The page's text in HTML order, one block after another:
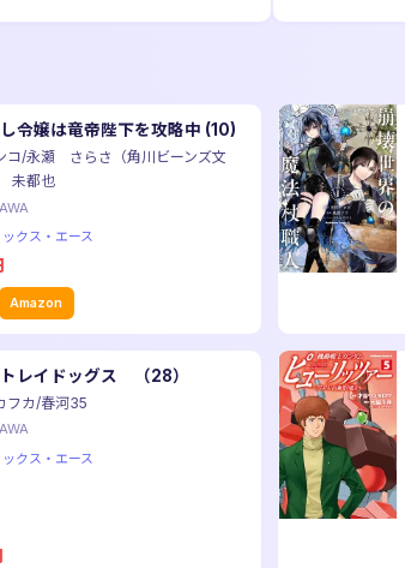
令嬢は竜帝陛下を攻略中 (10)
/永瀬 さらさ（角川ビーンズ文
未都也
クス・エース
Amazon
レイドッグス （28）
カ/春河35
クス・エース